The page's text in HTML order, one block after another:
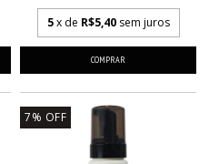
5 x de R$5,40 sem juros
7% OFF